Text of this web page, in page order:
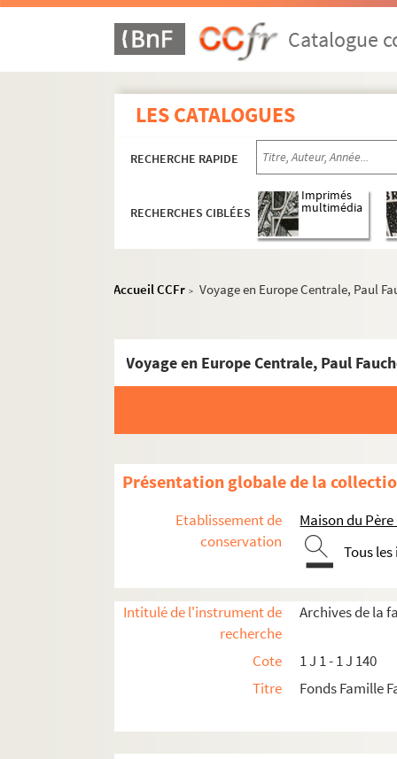
Catalogue
LES CATALOGUES
RECHERCHE RAPIDE
RECHERCHES CIBLÉES
Imprimés
multimédia
Accueil CCFr > Voyage en Europe Centrale, Paul
Voyage en Europe Centrale, Paul
Présentation globale de la
Etablissement de
conservation
Maison du
Tous
Intitulé de l'instrument de
recherche
Archives de la
Cote
1 J 1 - 1 J 140
Titre
Fonds Famille